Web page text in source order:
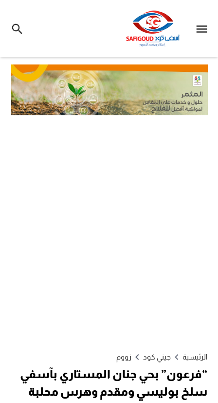
الرئيسية جيني كود زووم
“فرعون” بحي جنان المستاري بآسفي
سلخ بوليسي ومقدم وهرس محلبة